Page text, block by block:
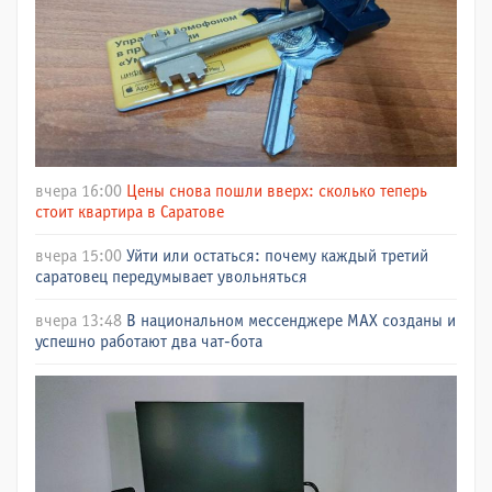
вчера 16:00 Цены снова пошли вверх: сколько теперь
стоит квартира в Саратове
вчера 15:00 Уйти или остаться: почему каждый третий
саратовец передумывает увольняться
вчера 13:48 В национальном мессенджере МАХ созданы и
успешно работают два чат-бота